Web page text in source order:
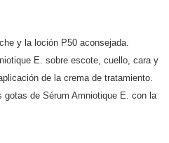
y la loción P50 aconsejada.
E. sobre escote, cuello, cara y
de la crema de tratamiento.
gotas de Sérum Amniotique E. con la